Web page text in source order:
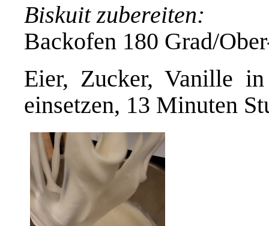
Biskuit zubereiten:
Backofen 180 Grad/
Eier, Zucker, Vanille in
einsetzen, 13 Minuten